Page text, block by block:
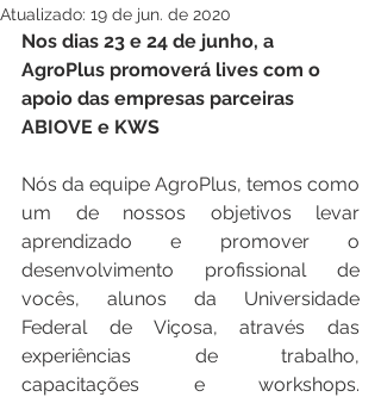
Atualizado: 19 de jun. de 2020
Nos dias 23 e 24 de junho, a
AgroPlus promoverá lives com o
apoio das empresas parceiras
ABIOVE e KWS
Nós da equipe AgroPlus, temos como
um de nossos objetivos levar
aprendizado e promover o
desenvolvimento profissional de
vocês, alunos da Universidade
Federal de Viçosa, através das
experiências de trabalho,
capacitações e workshops.